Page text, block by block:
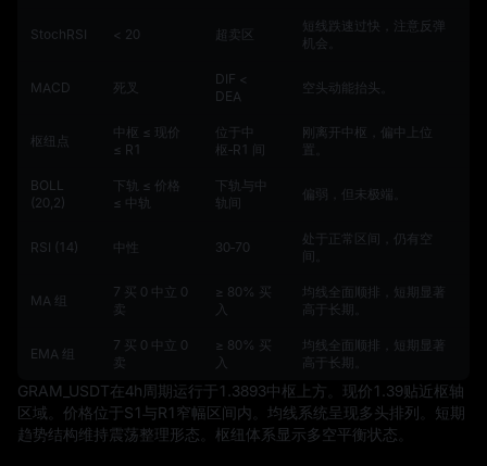
StochRSI < 20 超卖区
短线跌速过快，注意反弹
机会。
MACD 死叉
DIF <
DEA
空头动能抬头。
枢纽点
中枢 ≤ 现价
≤ R1
位于中
枢‑R1 间
刚离开中枢，偏中上位
置。
BOLL
(20,2)
下轨 ≤ 价格
≤ 中轨
下轨与中
轨间
偏弱，但未极端。
RSI (14) 中性 30‑70
处于正常区间，仍有空
间。
MA 组
7 买 0 中立 0
卖
≥ 80% 买
入
均线全面顺排，短期显著
高于长期。
EMA 组
7 买 0 中立 0
卖
≥ 80% 买
入
均线全面顺排，短期显著
高于长期。
GRAM_USDT在4h周期运行于1.3893中枢上方。现价1.39贴近枢轴
区域。价格位于S1与R1窄幅区间内。均线系统呈现多头排列。短期
趋势结构维持震荡整理形态。枢纽体系显示多空平衡状态。